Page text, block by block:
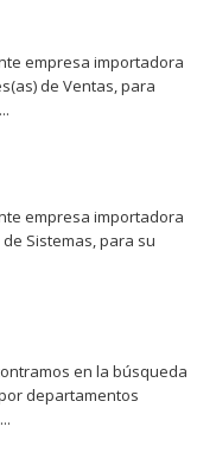
empresa importadora
de Ventas, para
empresa importadora
Sistemas, para su
en la búsqueda
departamentos